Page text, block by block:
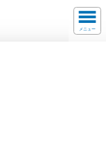
メニュー